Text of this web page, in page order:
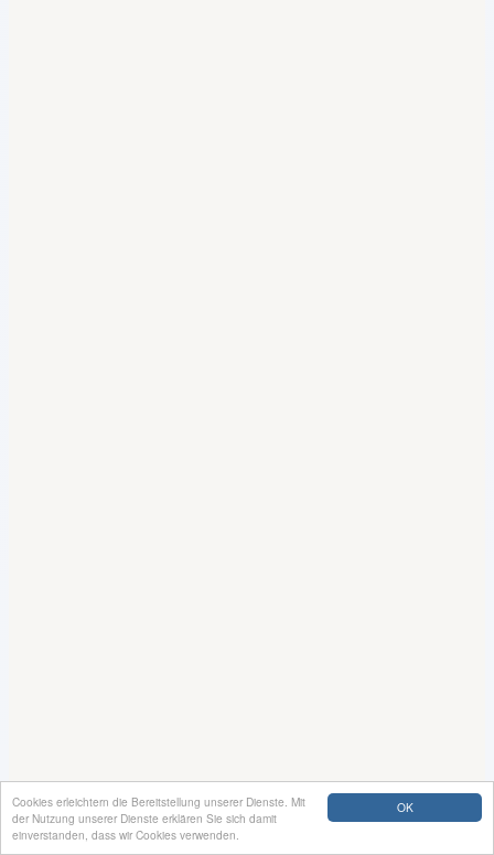
OK
Cookies erleichtern die Bereitstellung unserer Dienste. Mit
der Nutzung unserer Dienste erklären Sie sich damit
einverstanden, dass wir Cookies verwenden.